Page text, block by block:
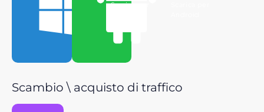
Scarica per
Scambio \ acquisto di traffico